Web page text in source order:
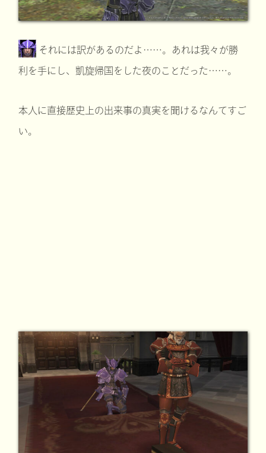
それには訳があるのだよ……。あれは我々が勝
利を手にし、凱旋帰国をした夜のことだった……。
本人に直接歴史上の出来事の真実を聞けるなんてすご
い。